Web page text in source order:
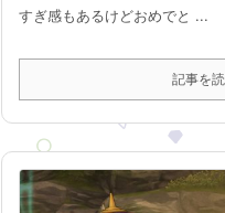
すぎ感もあるけどおめでと ...
記事を